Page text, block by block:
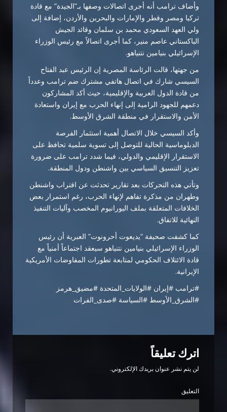
وأضاف ترامب أنه أجرى اتصالات وصفها بـ”الجيدة” مع قادة
تركيا ومصر وقطر والإمارات والبحرين والأردن، إضافة إلى
ولي العهد السعودي محمد بن سلمان وقائد الجيش
الباكستاني عاصم منير، كما أجرى اتصالاً مع رئيس الوزراء
الإسرائيلي بنيامين نتنياهو.
من جهتها، قالت الرئاسة المصرية إن الرئيس عبد الفتاح
السيسي شارك في اتصال هاتفي مشترك ضم ترامب وعدداً
من قادة الدول العربية والإقليمية، حيث أكد المشاركون
دعمهم للجهود الرامية إلى إنهاء الحرب مع إيران واستعادة
الأمن والاستقرار في منطقة الشرق الأوسط.
وأكد السيسي خلال الاتصال أهمية استثمار الفرصة
الدبلوماسية الحالية للتوصل إلى تسوية سلمية تحافظ على
الاستقرار الإقليمي والدولي، فيما شدد ترامب على ضرورة
تعزيز التنسيق السياسي بين واشنطن ودول المنطقة.
وتأتي هذه التحركات بعد تقارير تحدثت عن اقتراب واشنطن
وطهران من مذكرة تفاهم لإنهاء الحرب، رغم استمرار بعض
الخلافات المتعلقة بملف اليورانيوم المخصب وآليات التنفيذ
النهائية للاتفاق.
كما كشفت صحيفة “يديعوت أحرونوت” العبرية أن رئيس
الوزراء الإسرائيلي بنيامين نتنياهو سيعقد اجتماعاً أمنياً مع
قادة الائتلاف الحكومي لمتابعة تطورات المفاوضات الأمريكية
الإيرانية.
#ترامب #إيران #الولايات_المتحدة #مضيق_هرمز
#الشرق_الأوسط #السياسة #صدى_الفرات
اترك تعليقاً
لن يتم نشر عنوان بريدك الإلكتروني.
التعليق